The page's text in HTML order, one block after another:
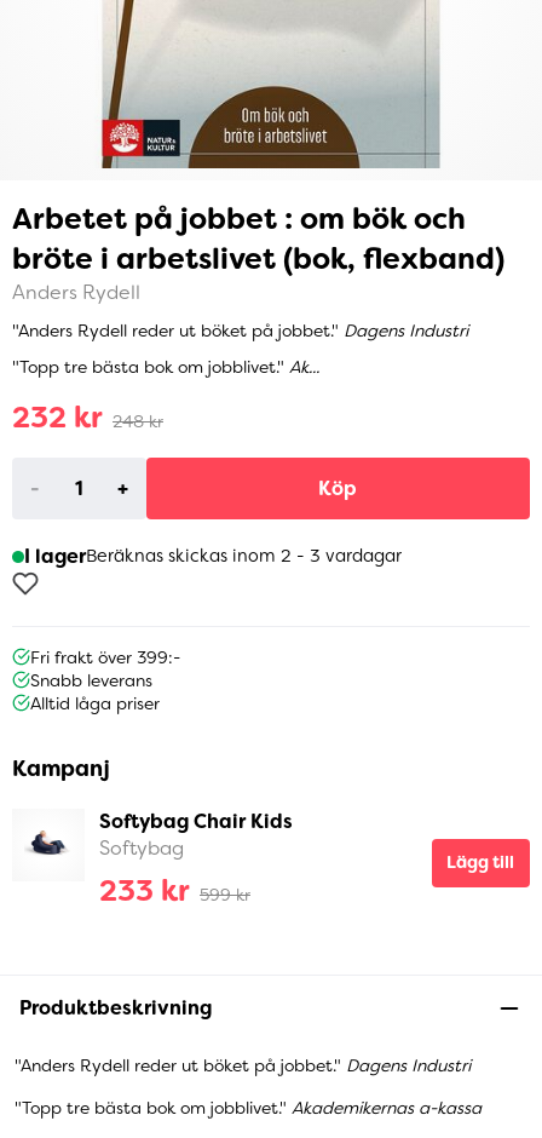
Arbetet på jobbet : om bök och
bröte i arbetslivet (bok, flexband)
Anders Rydell
"Anders Rydell reder ut böket på jobbet." Dagens Industri
"Topp tre bästa bok om jobblivet." Ak...
232 kr 248 kr
- + Köp
I lagerBeräknas skickas inom 2 - 3 vardagar
Fri frakt över 399:-
Snabb leverans
Alltid låga priser
Kampanj
Softybag Chair Kids
Softybag
233 kr 599 kr
Lägg till
Produktbeskrivning
"Anders Rydell reder ut böket på jobbet." Dagens Industri
"Topp tre bästa bok om jobblivet." Akademikernas a-kassa